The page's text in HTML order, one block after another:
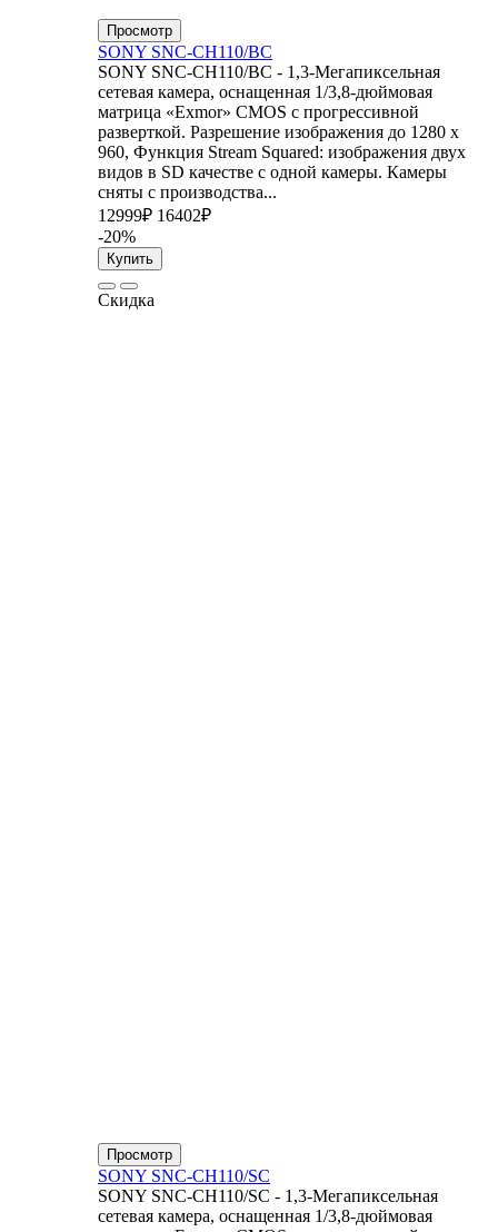
Просмотр
SONY SNC-CH110/BC
SONY SNC-CH110/BC - 1,3-Мегапиксельная
сетевая камера, оснащенная 1/3,8-дюймовая
матрица «Exmor» CMOS с прогрессивной
разверткой. Разрешение изображения до 1280 x
960, Функция Stream Squared: изображения двух
видов в SD качестве с одной камеры. Камеры
сняты с производства...
12999₽ 16402₽
-20%
Купить
Скидка
Просмотр
SONY SNC-CH110/SC
SONY SNC-CH110/SC - 1,3-Мегапиксельная
сетевая камера, оснащенная 1/3,8-дюймовая